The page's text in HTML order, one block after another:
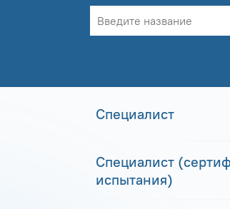
Специалист
Специалист
испытания)